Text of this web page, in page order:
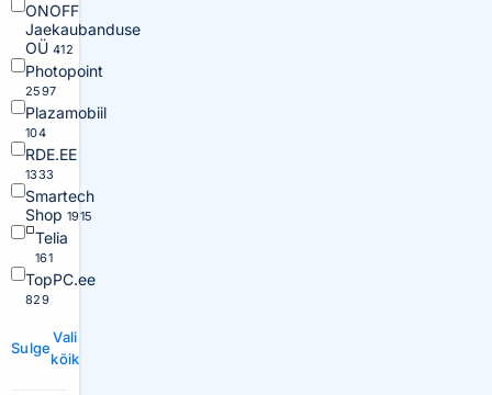
ONOFF
Jaekaubanduse
OÜ 412
Photopoint
2597
Plazamobiil
104
RDE.EE
1333
Smartech
Shop 1915
Telia
161
TopPC.ee
829
Sulge
Vali
kõik